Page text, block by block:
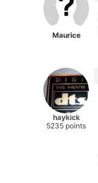
Maurice
haykick
5235 points